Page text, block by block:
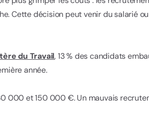
Cette décision peut venir du salarié
du Travail, 13 % des candidats
année.
000 et 150 000 €. Un mauvais